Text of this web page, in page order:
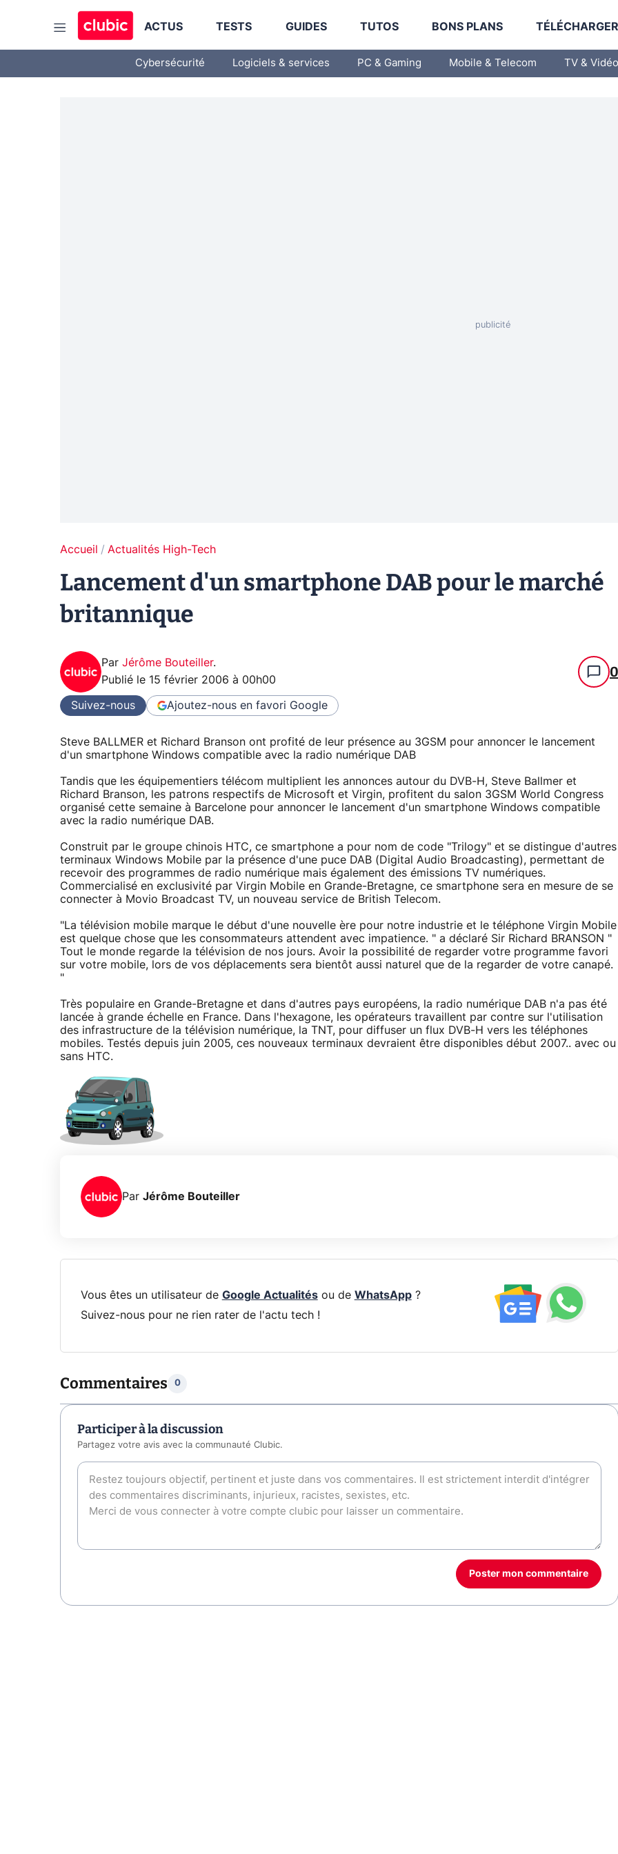
ACTUS TESTS GUIDES TUTOS BONS PLANS
Cybersécurité Logiciels & services PC & Gaming Mobile & Telecom TV & Vidéo
Accueil Actualités High-Tech
Lancement d'un smartphone DAB pour le marché
britannique
Par Jérôme Bouteiller.
Publié le 15 février 2006 à 00h00 0
Suivez-nous Ajoutez-nous en favori Google
Steve BALLMER et Richard Branson ont profité de leur présence au 3GSM pour annoncer le lancement
d'un smartphone Windows compatible avec la radio numérique DAB
Tandis que les équipementiers télécom multiplient les annonces autour du DVB-H, Steve Ballmer et
Richard Branson, les patrons respectifs de Microsoft et Virgin, profitent du salon 3GSM World Congress
organisé cette semaine à Barcelone pour annoncer le lancement d'un smartphone Windows compatible
avec la radio numérique DAB.
Construit par le groupe chinois HTC, ce smartphone a pour nom de code "Trilogy" et se distingue d'autres
terminaux Windows Mobile par la présence d'une puce DAB (Digital Audio Broadcasting), permettant de
recevoir des programmes de radio numérique mais également des émissions TV numériques.
Commercialisé en exclusivité par Virgin Mobile en Grande-Bretagne, ce smartphone sera en mesure de se
connecter à Movio Broadcast TV, un nouveau service de British Telecom.
"La télévision mobile marque le début d'une nouvelle ère pour notre industrie et le téléphone Virgin Mobile
est quelque chose que les consommateurs attendent avec impatience. " a déclaré Sir Richard BRANSON "
Tout le monde regarde la télévision de nos jours. Avoir la possibilité de regarder votre programme favori
sur votre mobile, lors de vos déplacements sera bientôt aussi naturel que de la regarder de votre canapé.
"
Très populaire en Grande-Bretagne et dans d'autres pays européens, la radio numérique DAB n'a pas été
lancée à grande échelle en France. Dans l'hexagone, les opérateurs travaillent par contre sur l'utilisation
des infrastructure de la télévision numérique, la TNT, pour diffuser un flux DVB-H vers les téléphones
mobiles. Testés depuis juin 2005, ces nouveaux terminaux devraient être disponibles début 2007.. avec ou
sans HTC.
Par Jérôme Bouteiller
Vous êtes un utilisateur de Google Actualitésou de WhatsApp?
Suivez-nous pour ne rien rater de l'actu tech !
Commentaires 0
Participer à la discussion
Partagez votre avis avec la communauté Clubic.
Poster mon commentaire